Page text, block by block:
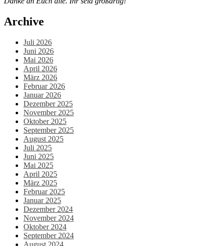
Archive
Juli 2026
Juni 2026
Mai 2026
April 2026
März 2026
Februar 2026
Januar 2026
Dezember 2025
November 2025
Oktober 2025
September 2025
August 2025
Juli 2025
Juni 2025
Mai 2025
April 2025
März 2025
Februar 2025
Januar 2025
Dezember 2024
November 2024
Oktober 2024
September 2024
August 2024